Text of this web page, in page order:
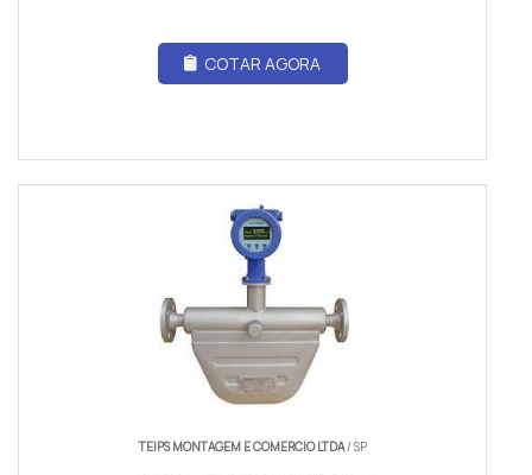
COTAR AGORA
TEIPS MONTAGEM E COMERCIO LTDA/ SP